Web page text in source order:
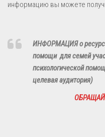
Психолого-
Всероссийская олимпиада
информацию вы можете
ИНФОРМАЦИЯ о
помощи для семей
психологической
целевая аудитория)